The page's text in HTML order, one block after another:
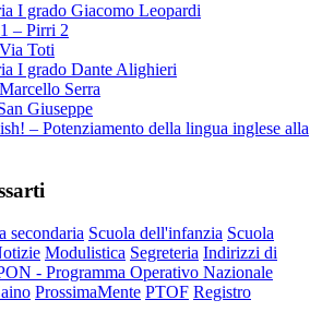
I grado Giacomo Leopardi
– Pirri 2
Toti
I grado Dante Alighieri
Serra
Giuseppe
– Potenziamento della lingua inglese alla
secondaria Scuola dell'infanzia Scuola
Modulistica Segreteria Indirizzi di
- Programma Operativo Nazionale
ProssimaMente PTOF Registro